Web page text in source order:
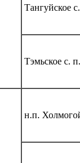
Тангуйское
Тэмьское с. п.
н.п.